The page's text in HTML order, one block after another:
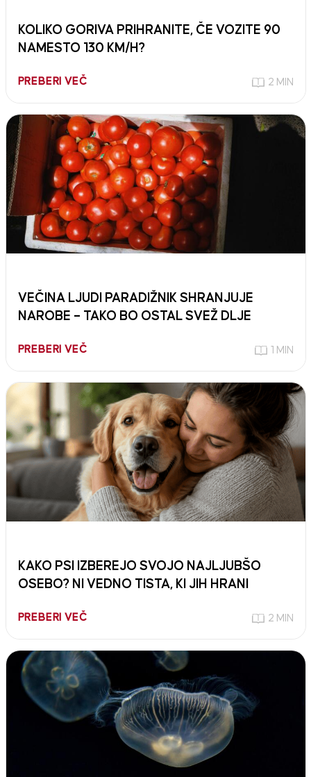
KOLIKO GORIVA PRIHRANITE, ČE VOZITE 90
NAMESTO 130 KM/H?
PREBERI VEČ 2 MIN
VEČINA LJUDI PARADIŽNIK SHRANJUJE
NAROBE – TAKO BO OSTAL SVEŽ DLJE
PREBERI VEČ 1 MIN
KAKO PSI IZBEREJO SVOJO NAJLJUBŠO
OSEBO? NI VEDNO TISTA, KI JIH HRANI
PREBERI VEČ 2 MIN